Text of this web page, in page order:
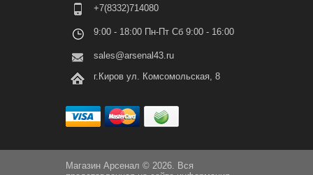
+7(8332)714080
9:00 - 18:00 Пн-Пт Сб 9:00 - 16:00
sales@arsenal43.ru
г.Киров ул. Комсомольская, 8
Магазин Арсенал © 2026. Вся